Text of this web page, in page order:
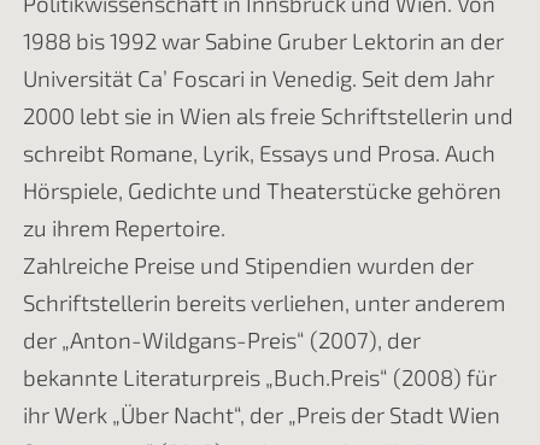
1988 bis 1992 war Sabine Gruber Lektorin an der
Universität Ca’ Foscari in Venedig. Seit dem Jahr
2000 lebt sie in Wien als freie Schriftstellerin und
schreibt Romane, Lyrik, Essays und Prosa. Auch
Hörspiele, Gedichte und Theaterstücke gehören
zu ihrem Repertoire.
Zahlreiche Preise und Stipendien wurden der
Schriftstellerin bereits verliehen, unter anderem
der „Anton-Wildgans-Preis“ (2007), der
bekannte Literaturpreis „Buch.Preis“ (2008) für
ihr Werk „Über Nacht“, der „Preis der Stadt Wien